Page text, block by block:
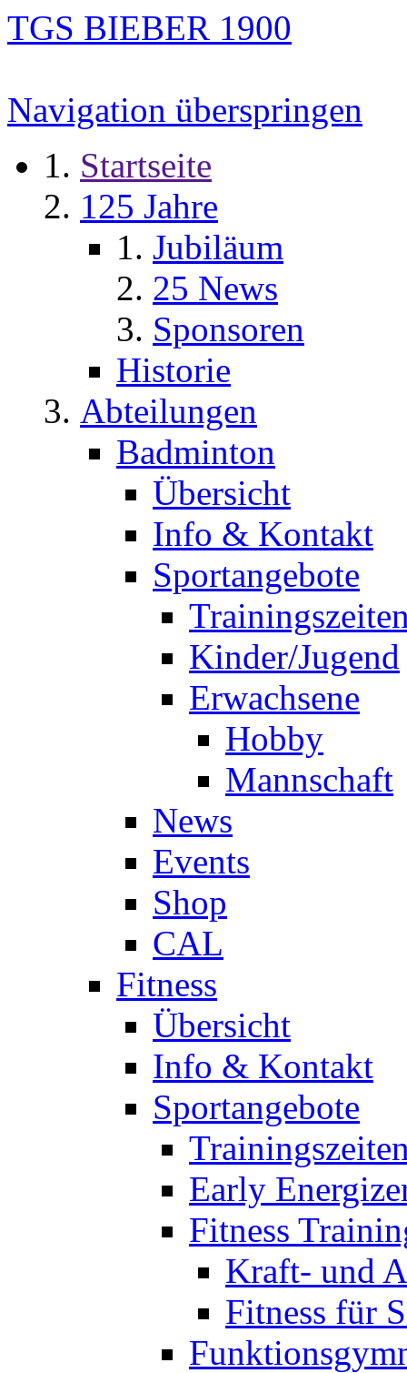
TGS BIEBER 1900
Navigation überspringen
Startseite
125 Jahre
Jubiläum
25 News
Sponsoren
Historie
Abteilungen
Badminton
Übersicht
Info & Kontakt
Sportangebote
Kinder/Jugend
Erwachsene
Hobby
Mannschaft
News
Events
Shop
CAL
Fitness
Übersicht
Info & Kontakt
Sportangebote
Early
Fitness
Kraft- und
Fitness für